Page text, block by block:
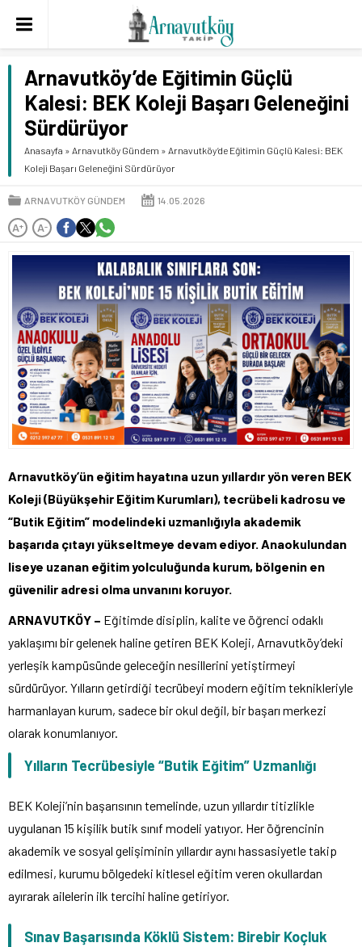
Arnavutköy’de Eğitimin Güçlü
Kalesi: BEK Koleji Başarı Geleneğini
Sürdürüyor
Anasayfa » Arnavutköy Gündem » Arnavutköy’de Eğitimin Güçlü Kalesi: BEK
Koleji Başarı Geleneğini Sürdürüyor
ARNAVUTKÖY GÜNDEM 14.05.2026
A+ A-
Arnavutköy’ün eğitim hayatına uzun yıllardır yön veren BEK
Koleji (Büyükşehir Eğitim Kurumları), tecrübeli kadrosu ve
“Butik Eğitim” modelindeki uzmanlığıyla akademik
başarıda çıtayı yükseltmeye devam ediyor. Anaokulundan
liseye uzanan eğitim yolculuğunda kurum, bölgenin en
güvenilir adresi olma unvanını koruyor.
ARNAVUTKÖY – Eğitimde disiplin, kalite ve öğrenci odaklı
yaklaşımı bir gelenek haline getiren BEK Koleji, Arnavutköy’deki
yerleşik kampüsünde geleceğin nesillerini yetiştirmeyi
sürdürüyor. Yılların getirdiği tecrübeyi modern eğitim teknikleriyle
harmanlayan kurum, sadece bir okul değil, bir başarı merkezi
olarak konumlanıyor.
Yılların Tecrübesiyle “Butik Eğitim” Uzmanlığı
BEK Koleji’nin başarısının temelinde, uzun yıllardır titizlikle
uygulanan 15 kişilik butik sınıf modeli yatıyor. Her öğrencinin
akademik ve sosyal gelişiminin yıllardır aynı hassasiyetle takip
edilmesi, kurumu bölgedeki kitlesel eğitim veren okullardan
ayırarak ailelerin ilk tercihi haline getiriyor.
Sınav Başarısında Köklü Sistem: Birebir Koçluk